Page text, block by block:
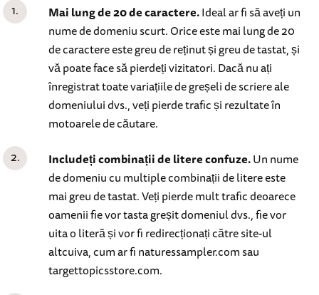
Mai lung de 20 de caractere.Ideal ar fi să aveți un
nume de domeniu scurt. Orice este mai lung de 20
de caractere este greu de reținut și greu de tastat, și
vă poate face să pierdeți vizitatori. Dacă nu ați
înregistrat toate variațiile de greșeli de scriere ale
domeniului dvs., veți pierde trafic și rezultate în
motoarele de căutare.
Includeți combinații de litere confuze.Un nume
de domeniu cu multiple combinații de litere este
mai greu de tastat. Veți pierde mult trafic deoarece
oamenii fie vor tasta greșit domeniul dvs., fie vor
uita o literă și vor fi redirecționați către site-ul
altcuiva, cum ar fi naturessampler.com sau
targettopicsstore.com.